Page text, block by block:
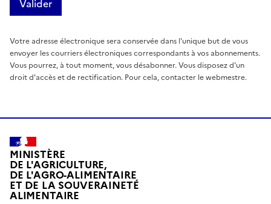
Votre adresse électronique sera conservée dans l'unique but de vous
envoyer les courriers électroniques correspondants à vos abonnements.
Vous pourrez, à tout moment, vous désabonner. Vous disposez d'un
droit d'accès et de rectification. Pour cela, contacter le webmestre.
MINISTÈRE
DE L'AGRICULTURE,
DE L'AGRO-ALIMENTAIRE
ET DE LA SOUVERAINETÉ
ALIMENTAIRE